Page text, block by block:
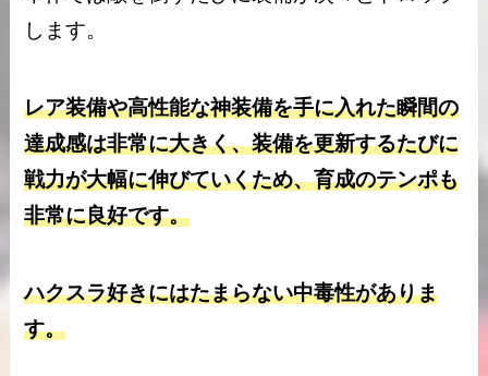
します。
レア装備や高性能な神装備を手に入れた瞬間の
達成感は非常に大きく、装備を更新するたびに
戦力が大幅に伸びていくため、育成のテンポも
非常に良好です。
ハクスラ好きにはたまらない中毒性がありま
す。